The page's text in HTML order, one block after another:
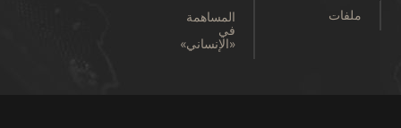
ملفات
المساهمة
في
«الإنساني»